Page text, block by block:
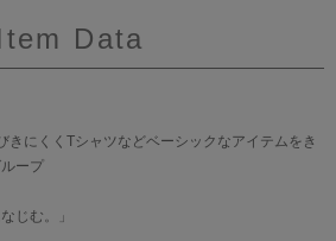
Data
きにくくTシャツなどベーシックなアイテムをき
ープ
じむ。」